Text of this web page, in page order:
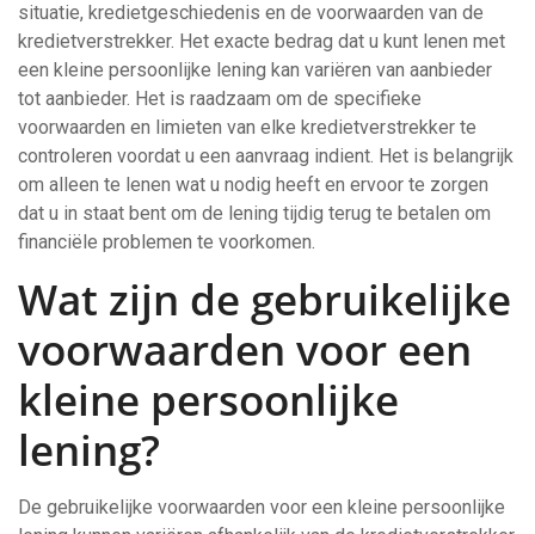
situatie, kredietgeschiedenis en de voorwaarden van de
kredietverstrekker. Het exacte bedrag dat u kunt lenen met
een kleine persoonlijke lening kan variëren van aanbieder
tot aanbieder. Het is raadzaam om de specifieke
voorwaarden en limieten van elke kredietverstrekker te
controleren voordat u een aanvraag indient. Het is belangrijk
om alleen te lenen wat u nodig heeft en ervoor te zorgen
dat u in staat bent om de lening tijdig terug te betalen om
financiële problemen te voorkomen.
Wat zijn de gebruikelijke
voorwaarden voor een
kleine persoonlijke
lening?
De gebruikelijke voorwaarden voor een kleine persoonlijke